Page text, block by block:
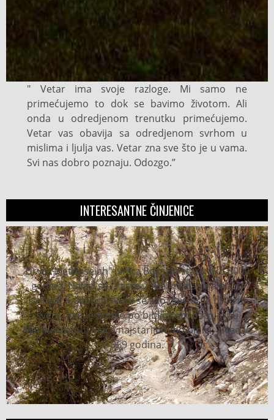
" Vetar ima svoje razloge. Mi samo ne
primećujemo to dok se bavimo životom. Ali
onda u odredjenom trenutku primećujemo.
Vetar vas obavija sa odredjenom svrhom u
mislima i ljulja vas. Vetar zna sve što je u vama.
Svi nas dobro poznaju. Odozgo.”
INTERESANTNE ČINJENICE
Drvo "Methuseiah" (vrsta Bora) je staro oko 5000
godina. Nalazi se i raste u "Belim planinama" u
istočnoj Kaliforniji. Vodi se kao najstarije drvo na
svetu. Ime je dobilo po biblijskom patrijarhu
Methuselah-u, inače najstarijem po bibliji. Živeo je
969 godina.